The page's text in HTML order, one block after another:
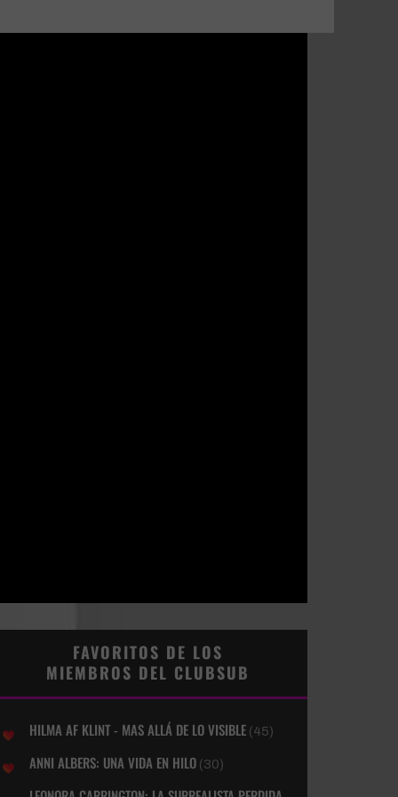
FAVORITOS DE LOS
MIEMBROS DEL CLUBSUB
HILMA AF KLINT - MAS ALLÁ DE LO VISIBLE (45)
ANNI ALBERS: UNA VIDA EN HILO (30)